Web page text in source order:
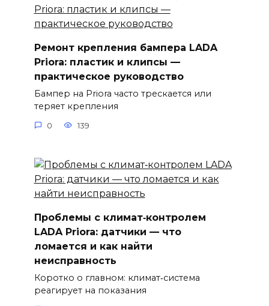
Ремонт крепления бампера LADA
Priora: пластик и клипсы —
практическое руководство
Бампер на Priora часто трескается или
теряет крепления
0 139
Проблемы с климат‑контролем
LADA Priora: датчики — что
ломается и как найти
неисправность
Коротко о главном: климат‑система
реагирует на показания